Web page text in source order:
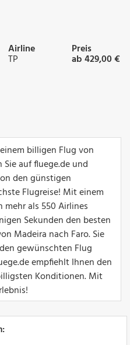
Airline
TP
Preis
ab 429,00 €
billigen Flug von
Sie auf fluege.de und
den günstigen
Flugreise! Mit einem
als 550 Airlines
Sekunden den besten
Madeira nach Faro. Sie
gewünschten Flug
empfiehlt Ihnen den
Konditionen. Mit